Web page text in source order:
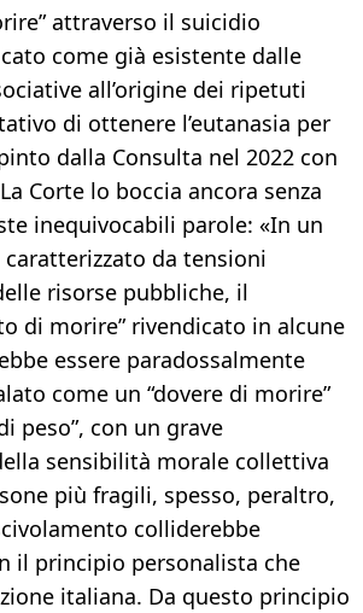
attraverso il suicidio
come già esistente dalle
all’origine dei ripetuti
di ottenere l’eutanasia per
dalla Consulta nel 2022 con
Corte lo boccia ancora senza
inequivocabili parole: «In un
da tensioni
risorse pubbliche, il
di morire” rivendicato in alcune
essere paradossalmente
come un “dovere di morire”
peso”, con un grave
sensibilità morale collettiva
più fragili, spesso, peraltro,
colliderebbe
il principio personalista che
italiana. Da questo principio